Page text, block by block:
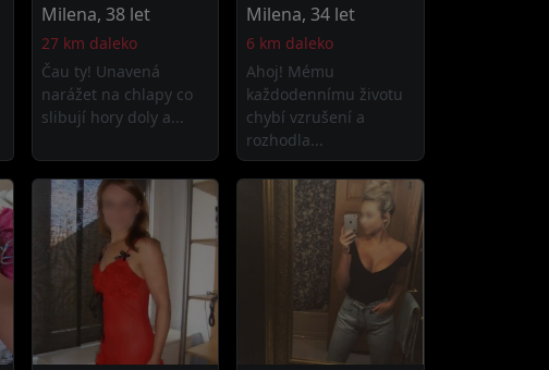
Milena, 38 let
27 km daleko
Čau ty! Unavená
narážet na chlapy co
slibují hory doly a...
Milena, 34 let
6 km daleko
Ahoj! Mému
každodennímu životu
chybí vzrušení a
rozhodla...